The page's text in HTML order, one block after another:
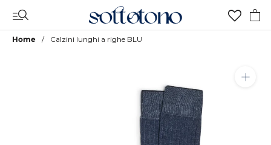
contenuto
Home Calzini lunghi a righe BLU